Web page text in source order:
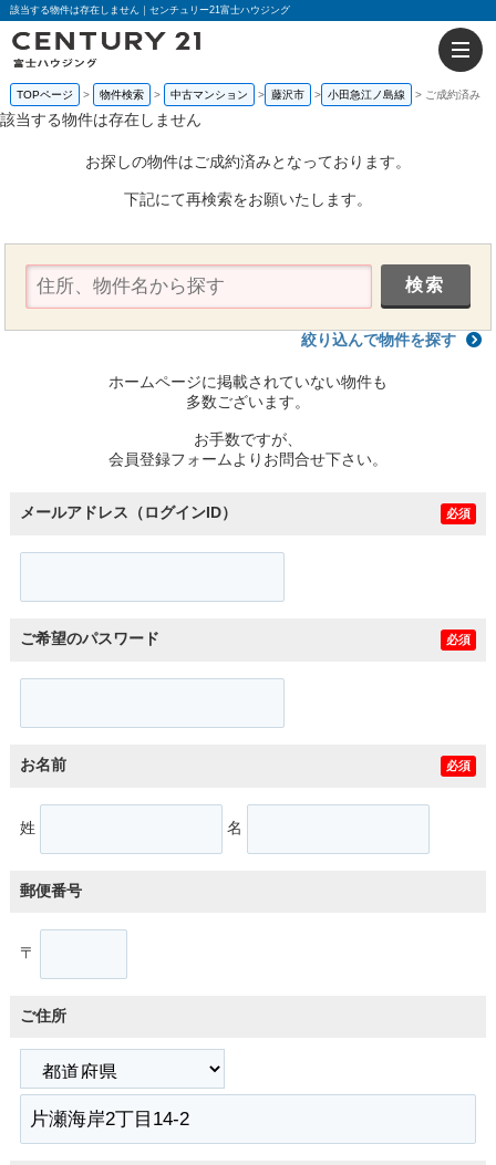
該当する物件は存在しません｜センチュリー21富士ハウジング
TOPページ 物件検索 中古マンション 藤沢市 小田急江ノ島線 ご成約済み
該当する物件は存在しません
お探しの物件はご成約済みとなっております。
下記にて再検索をお願いたします。
絞り込んで物件を探す
ホームページに掲載されていない物件も
多数ございます。
お手数ですが、
会員登録フォームよりお問合せ下さい。
メールアドレス（ログインID） 必須
ご希望のパスワード 必須
お名前 必須
姓 名
郵便番号
〒
ご住所